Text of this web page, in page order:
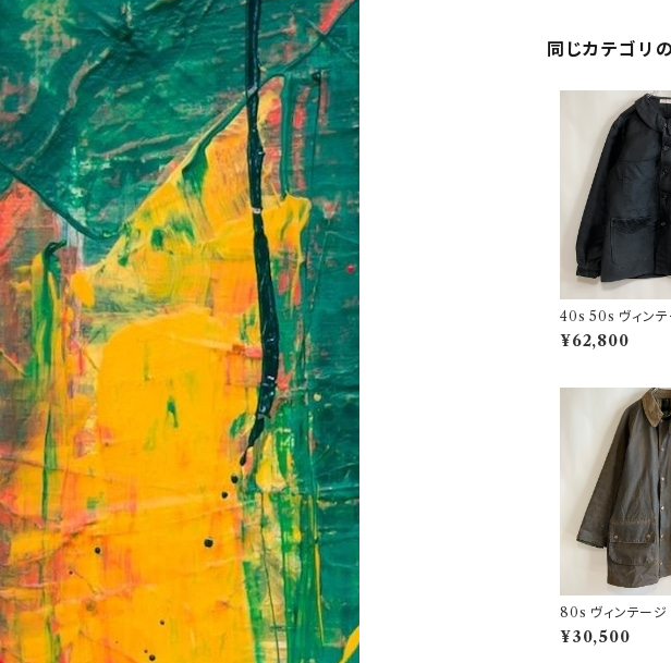
同じカテゴリ
40s 50s ヴィン
ポケ ブラックモー
ト カバーオール
¥62,800
80s ヴィンテー
ラント ソルウェイ
Zipper オイルドジ
¥30,500